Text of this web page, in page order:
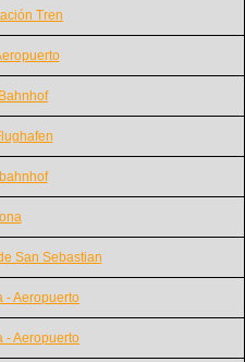
Tren
San Sebastian
- Aeropuerto
- Aeropuerto